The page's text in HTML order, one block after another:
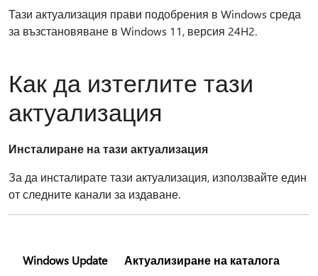
Тази актуализация прави подобрения в Windows среда
за възстановяване в Windows 11, версия 24H2.
Как да изтеглите тази
актуализация
Инсталиране на тази актуализация
За да инсталирате тази актуализация, използвайте един
от следните канали за издаване.
Windows Update Актуализиране на каталога